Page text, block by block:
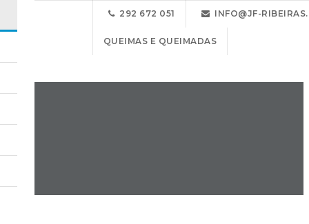
Junta de Freguesia de Ribeiras
292 672 051 INFO@JF-
QUEIMAS E QUEIMADAS